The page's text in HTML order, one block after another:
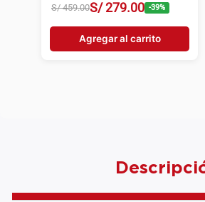
S/ 459.00S/ 279.00 -39%
Agregar al carrito